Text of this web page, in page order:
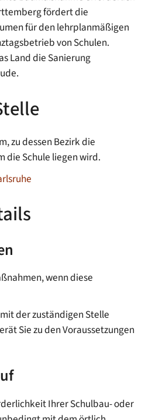
fördert die
für den lehrplanmäßigen
von Schulen.
Land die Sanierung
zu dessen Bezirk die
die Schule liegen wird.
wenn diese
der zuständigen Stelle
Sie zu den Voraussetzungen
Ihrer Schulbau- oder